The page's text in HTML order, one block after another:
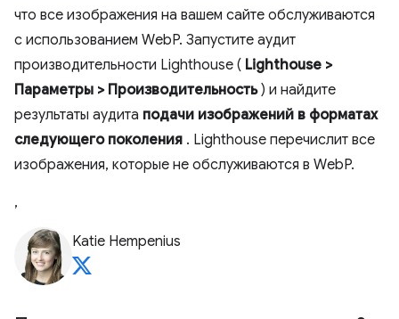
что все изображения на вашем сайте обслуживаются
с использованием WebP. Запустите аудит
производительности Lighthouse ( Lighthouse >
Параметры > Производительность) и найдите
результаты аудита подачи изображений в форматах
следующего поколения . Lighthouse перечислит все
изображения, которые не обслуживаются в WebP.
,
Katie Hempenius